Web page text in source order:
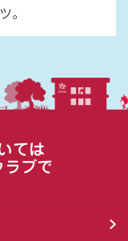
。
ては
ラブで